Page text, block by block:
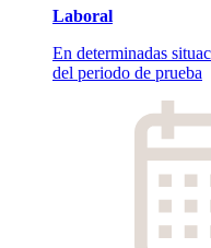
Laboral
En determinadas
del periodo de prueba